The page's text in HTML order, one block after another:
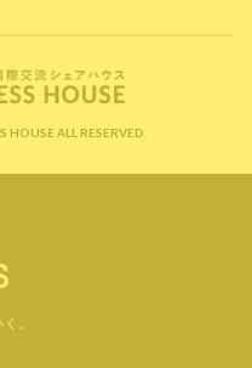
ALL RESERVED.
。